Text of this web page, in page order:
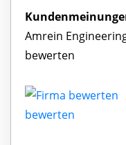
Amrein
bewerten
bewerten